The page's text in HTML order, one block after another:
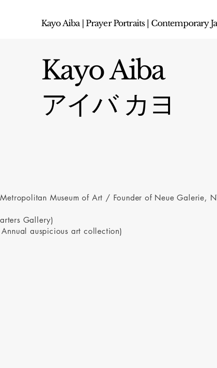
Kayo Aiba | Prayer Portraits | Contemporary
Kayo Aiba
アイバ カヨ
Museum of Art / Founder of Neue Galerie,
Gallery)
auspicious art collection)